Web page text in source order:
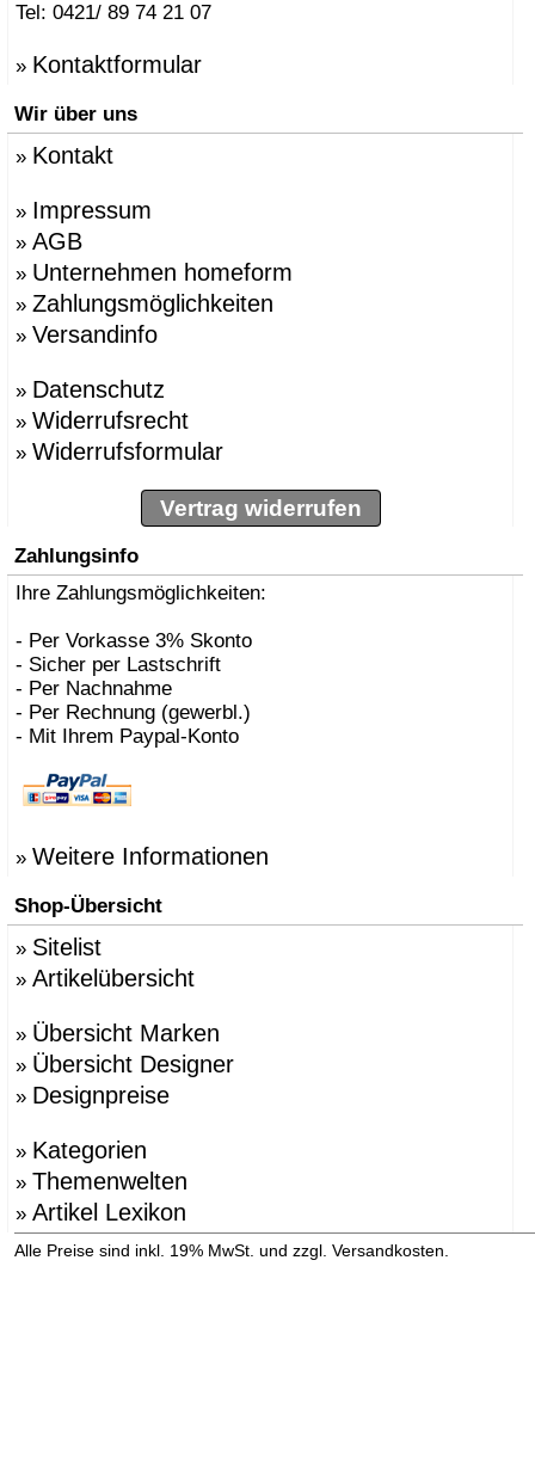
Tel: 0421/ 89 74 21 07
» Kontaktformular
Wir über uns
» Kontakt
» Impressum
» AGB
» Unternehmen homeform
» Zahlungsmöglichkeiten
» Versandinfo
» Datenschutz
» Widerrufsrecht
» Widerrufsformular
Vertrag widerrufen
Zahlungsinfo
Ihre Zahlungsmöglichkeiten:
- Per Vorkasse 3% Skonto
- Sicher per Lastschrift
- Per Nachnahme
- Per Rechnung (gewerbl.)
- Mit Ihrem Paypal-Konto
» Weitere Informationen
Shop-Übersicht
» Sitelist
» Artikelübersicht
» Übersicht Marken
» Übersicht Designer
» Designpreise
» Kategorien
» Themenwelten
» Artikel Lexikon
Alle Preise sind inkl. 19% MwSt. und zzgl. Versandkosten.